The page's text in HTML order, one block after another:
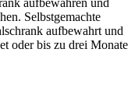
Selbstgemachte
aufbewahrt und
oder bis zu drei Monate